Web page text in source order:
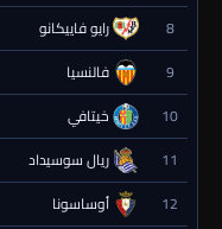
8 رايو فاييكانو
9 فالنسيا
10 خيتافي
11 ريال سوسيداد
12 أوساسونا